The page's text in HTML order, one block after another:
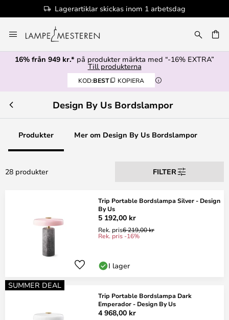
1 arbetsdag 100+
till
innehållet
16% från 949 kr.* på produkter märkta med “-16% EXTRA”
Till produkterna
KOD:BEST KOPIERA
Design By Us Bordslampor
Produkter Mer om Design By Us Bordslampor
28 produkter FILTER
Trip Portable Bordslampa Silver - Design
By Us
5 192,00 kr
Rek. pris6 219,00 kr
Rek. pris -16%
I lager
SUMMER DEAL
Trip Portable Bordslampa Dark
Emperador - Design By Us
4 968,00 kr